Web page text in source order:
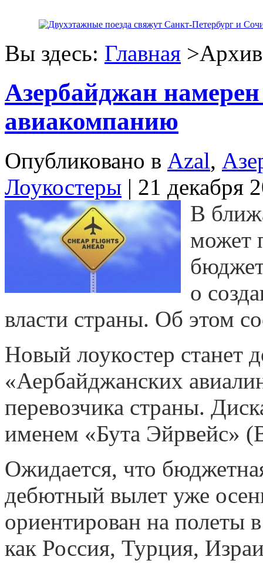
Вы здесь: Главная >Архив
Азербайджан намерен
авиакомпанию
Опубликовано в Azal,
Лоукостеры | 21 декабря
В
может
о
власти страны. Об этом
Новый лоукостер станет
«Аербайджанских
перевозчика страны.
именем «Бута Эйрвейс»
Ожидается, что
дебютный вылет уже
ориентирован на полеты
как Россия, Турция,